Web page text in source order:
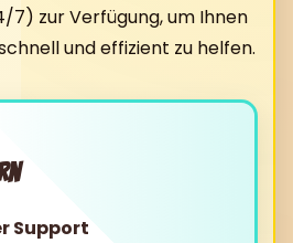
7) zur Verfügung, um Ihnen
und effizient zu helfen.
Support